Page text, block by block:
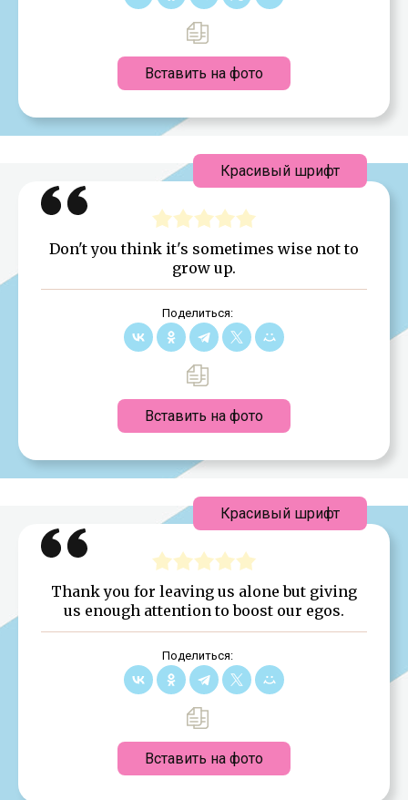
Вставить на фото
Don't you think it's sometimes wise not to
grow up.
Поделиться:
Вставить на фото
Красивый шрифт
Thank you for leaving us alone but giving
us enough attention to boost our egos.
Поделиться:
Вставить на фото
Красивый шрифт